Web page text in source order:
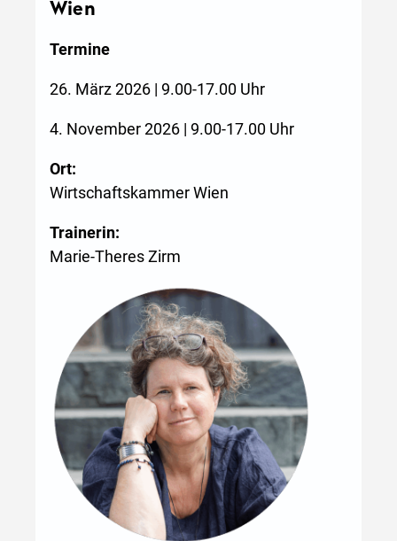
Wien
Termine
26. März 2026 | 9.00-17.00 Uhr
4. November 2026 | 9.00-17.00 Uhr
Ort:
Wirtschaftskammer Wien
Trainerin:
Marie-Theres Zirm